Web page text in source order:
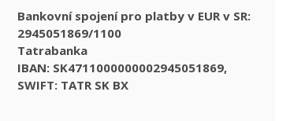
Bankovní spojení pro platby v EUR v SR:
2945051869/1100
Tatrabanka
IBAN: SK4711000000002945051869,
SWIFT: TATR SK BX